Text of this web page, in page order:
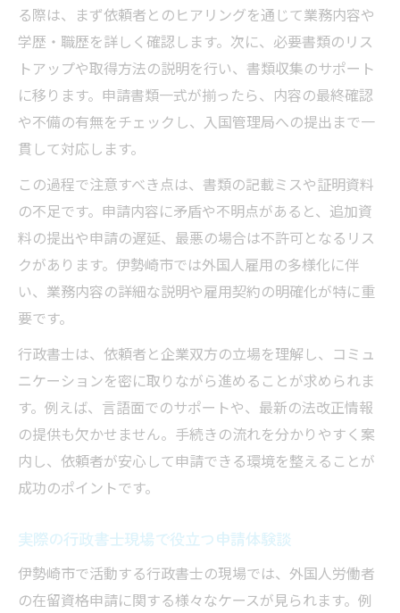
る際は、まず依頼者とのヒアリングを通じて業務内容や
学歴・職歴を詳しく確認します。次に、必要書類のリス
トアップや取得方法の説明を行い、書類収集のサポート
に移ります。申請書類一式が揃ったら、内容の最終確認
や不備の有無をチェックし、入国管理局への提出まで一
貫して対応します。
この過程で注意すべき点は、書類の記載ミスや証明資料
の不足です。申請内容に矛盾や不明点があると、追加資
料の提出や申請の遅延、最悪の場合は不許可となるリス
クがあります。伊勢崎市では外国人雇用の多様化に伴
い、業務内容の詳細な説明や雇用契約の明確化が特に重
要です。
行政書士は、依頼者と企業双方の立場を理解し、コミュ
ニケーションを密に取りながら進めることが求められま
す。例えば、言語面でのサポートや、最新の法改正情報
の提供も欠かせません。手続きの流れを分かりやすく案
内し、依頼者が安心して申請できる環境を整えることが
成功のポイントです。
実際の行政書士現場で役立つ申請体験談
伊勢崎市で活動する行政書士の現場では、外国人労働者
の在留資格申請に関する様々なケースが見られます。例